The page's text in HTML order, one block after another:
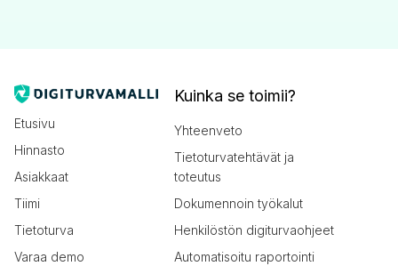
Etusivu
Hinnasto
Asiakkaat
Tiimi
Tietoturva
Varaa demo
Kuinka se toimii?
Yhteenveto
Tietoturvatehtävät ja
toteutus
Dokumennoin työkalut
Henkilöstön digiturvaohjeet
Automatisoitu raportointi